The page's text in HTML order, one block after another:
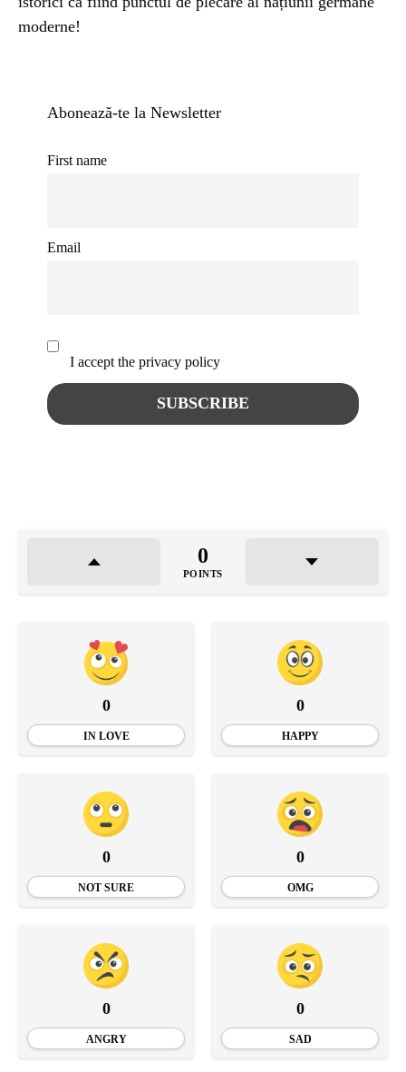
moderne!
Abonează-te la Newsletter
First name
Email
I accept the privacy policy
0
POINTS
0
IN LOVE
0
HAPPY
0
NOT SURE
0
OMG
0
ANGRY
0
SAD